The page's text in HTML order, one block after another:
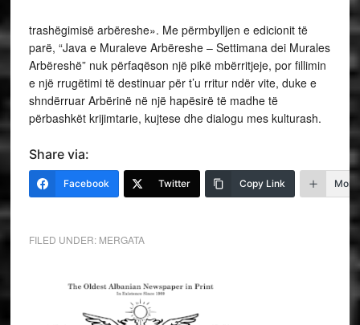
trashëgimisë arbëreshe». Me përmbylljen e edicionit të
parë, “Java e Muraleve Arbëreshe – Settimana dei Murales
Arbëreshë” nuk përfaqëson një pikë mbërritjeje, por fillimin
e një rrugëtimi të destinuar për t’u rritur ndër vite, duke e
shndërruar Arbërinë në një hapësirë të madhe të
përbashkët krijimtarie, kujtese dhe dialogu mes kulturash.
Share via:
Facebook Twitter Copy Link More
FILED UNDER: MERGATA